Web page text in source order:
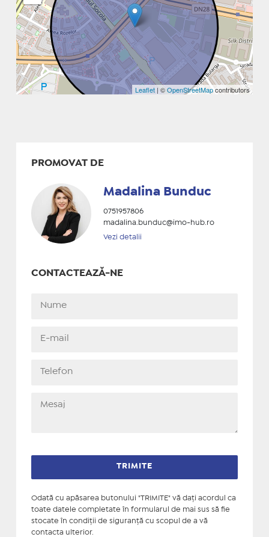
Leaflet | ©OpenStreetMapcontributors
PROMOVAT DE
Madalina Bunduc
0751957806
madalina.bunduc@imo-hub.ro
Vezi detalii
CONTACTEAZĂ-NE
Odată cu apăsarea butonului "TRIMITE" vă daţi acordul ca
toate datele completate în formularul de mai sus să fie
stocate în condiţii de siguranţă cu scopul de a vă
contacta ulterior.